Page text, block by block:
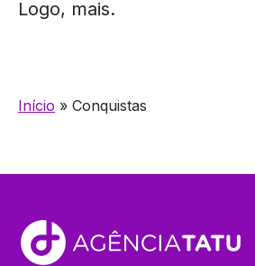
Logo, mais.
Início » Conquistas